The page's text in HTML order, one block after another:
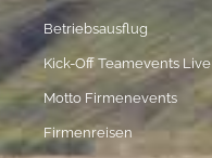
Betriebsausflug
Kick-Off Teamevents Live
Motto Firmenevents
Firmenreisen